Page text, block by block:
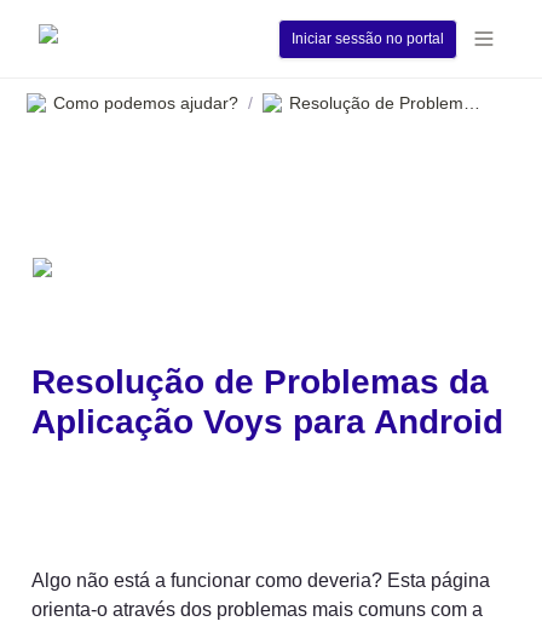
Iniciar sessão no portal
Como podemos ajudar? /
Resolução de Problemas da
Aplicação Voys para Android
Algo não está a funcionar como deveria? Esta página
orienta-o através dos problemas mais comuns com a